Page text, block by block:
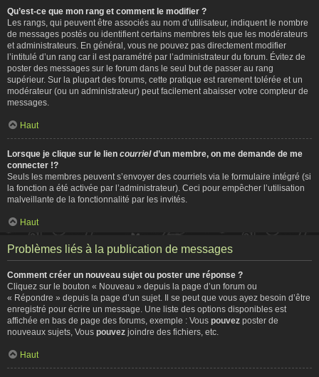
Qu’est-ce que mon rang et comment le modifier ?
Les rangs, qui peuvent être associés au nom d’utilisateur, indiquent le nombre
de messages postés ou identifient certains membres tels que les modérateurs
et administrateurs. En général, vous ne pouvez pas directement modifier
l’intitulé d’un rang car il est paramétré par l’administrateur du forum. Évitez de
poster des messages sur le forum dans le seul but de passer au rang
supérieur. Sur la plupart des forums, cette pratique est rarement tolérée et un
modérateur (ou un administrateur) peut facilement abaisser votre compteur de
messages.
Haut
Lorsque je clique sur le lien courrield’un membre, on me demande de me
connecter !?
Seuls les membres peuvent s’envoyer des courriels via le formulaire intégré (si
la fonction a été activée par l’administrateur). Ceci pour empêcher l’utilisation
malveillante de la fonctionnalité par les invités.
Haut
Problèmes liés à la publication de messages
Comment créer un nouveau sujet ou poster une réponse ?
Cliquez sur le bouton « Nouveau » depuis la page d’un forum ou
« Répondre » depuis la page d’un sujet. Il se peut que vous ayez besoin d’être
enregistré pour écrire un message. Une liste des options disponibles est
affichée en bas de page des forums, exemple : Vous pouvez poster de
nouveaux sujets, Vous pouvez joindre des fichiers, etc.
Haut